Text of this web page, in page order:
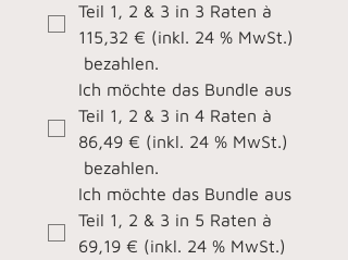
Teil 1, 2 & 3 in 3 Raten à
115,32 € (inkl. 24 % MwSt.)
bezahlen.
Ich möchte das Bundle aus
Teil 1, 2 & 3 in 4 Raten à
86,49 € (inkl. 24 % MwSt.)
bezahlen.
Ich möchte das Bundle aus
Teil 1, 2 & 3 in 5 Raten à
69,19 € (inkl. 24 % MwSt.)